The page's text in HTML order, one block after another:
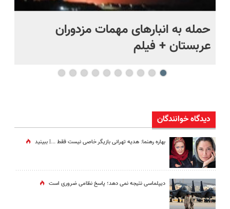
حمله به انبارهای مهمات مزدوران
عربستان + فیلم
دیدگاه خوانندگان
بهاره رهنما: هدیه تهرانی بازیگر خاصی نیست فقط ...|‌ ببینید
دیپلماسی نتیجه‌ نمی دهد؛ پاسخ نظامی ضروری است